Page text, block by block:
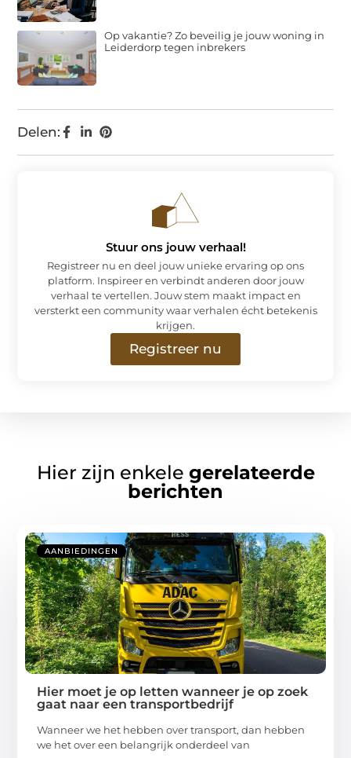
Delen:
Op vakantie? Zo beveilig je jouw woning in
Leiderdorp tegen inbrekers
Stuur ons jouw verhaal!
Registreer nu en deel jouw unieke ervaring op ons
platform. Inspireer en verbindt anderen door jouw
verhaal te vertellen. Jouw stem maakt impact en
versterkt een community waar verhalen écht betekenis
krijgen.
Registreer nu
Hier zijn enkele gerelateerde
berichten
AANBIEDINGEN
Hier moet je op letten wanneer je op zoek
gaat naar een transportbedrijf
Wanneer we het hebben over transport, dan hebben
we het over een belangrijk onderdeel van